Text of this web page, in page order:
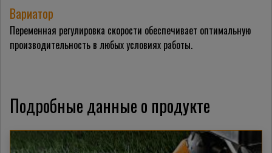
Вариатор
Переменная регулировка скорости обеспечивает оптимальную
производительность в любых условиях работы.
Подробные данные о продукте